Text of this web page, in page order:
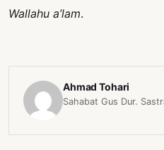
Wallahu a’lam.
Ahmad Tohari
Sahabat Gus Dur.